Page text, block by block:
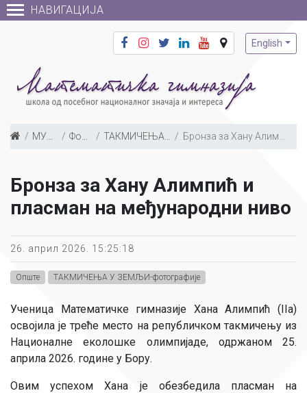
НАВИГАЦИЈА
English
МУЛТИМЕДИЈА Фото галерија ТАКМИЧЕЊА У ЗЕМЉИ-фотографије Бронза за Хану Алимпић и пласман на међународни ниво
Бронза за Хану Алимпић и
пласман на међународни ниво
26. април 2026. 15:25:18
Опште ТАКМИЧЕЊА У ЗЕМЉИ-фотографије
Ученица Математичке гимназије Хана Алимпић (IIа)
освојила је треће место на републичком такмичењу из
Националне еколошке олимпијаде, одржаном 25.
априла 2026. године у Бору.
Овим успехом Хана је обезбедила пласман на